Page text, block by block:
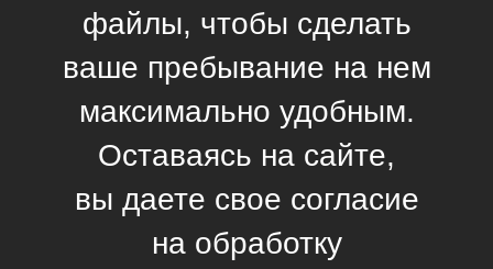
файлы, чтобы сделать
ваше пребывание на нем
максимально удобным.
Оставаясь на сайте,
вы даете свое согласие
на обработку